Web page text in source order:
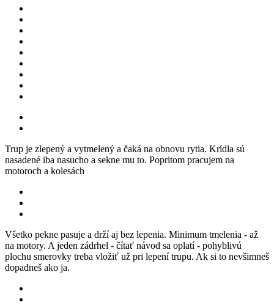
Trup je zlepený a vytmelený a čaká na obnovu rytia. Krídla sú
nasadené iba nasucho a sekne mu to. Popritom pracujem na
motoroch a kolesách
Všetko pekne pasuje a drží aj bez lepenia. Minimum tmelenia - až
na motory. A jeden zádrhel - čítať návod sa oplatí - pohyblivú
plochu smerovky treba vložiť už pri lepení trupu. Ak si to nevšimneš
dopadneš ako ja.